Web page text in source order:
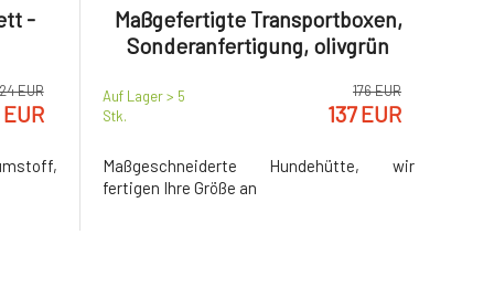
-
EUR
Maßgefertigte Transportboxen,
Sonderanfertigung, olivgrün
Auf Lager > 5
Stk.
176 EUR
137 EUR
Maßgeschneiderte Hundehütte, wir
fertigen Ihre Größe an